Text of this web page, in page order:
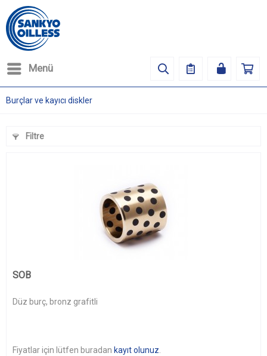
Menü
Burçlar ve kayıcı diskler
Filtre
SOB
Düz burç, bronz grafitli
Fiyatlar için lütfen buradan kayıt olunuz